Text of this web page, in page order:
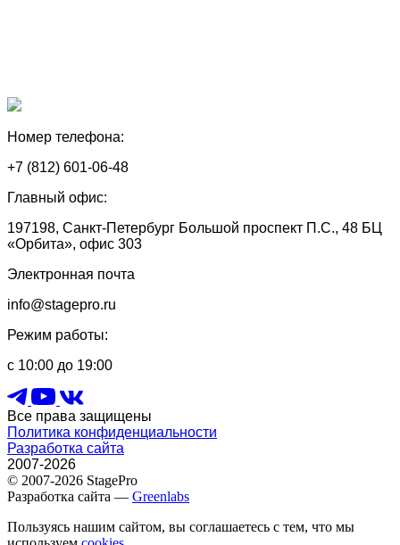
Номер телефона:
+7 (812) 601-06-48
Главный офис:
197198, Санкт-Петербург Большой проспект П.С., 48 БЦ
«Орбита», офис 303
Электронная почта
info@stagepro.ru
Режим работы:
с 10:00 до 19:00
Все права защищены
Политика конфиденциальности
Разработка сайта
2007-2026
© 2007-2026 StagePro
Разработка сайта — Greenlabs
Пользуясь нашим сайтом, вы соглашаетесь с тем, что мы